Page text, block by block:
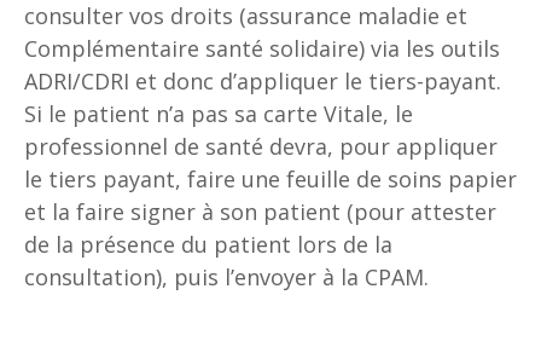
consulter vos droits (assurance maladie et
Complémentaire santé solidaire) via les outils
ADRI/CDRI et donc d’appliquer le tiers-payant.
Si le patient n’a pas sa carte Vitale, le
professionnel de santé devra, pour appliquer
le tiers payant, faire une feuille de soins papier
et la faire signer à son patient (pour attester
de la présence du patient lors de la
consultation), puis l’envoyer à la CPAM.